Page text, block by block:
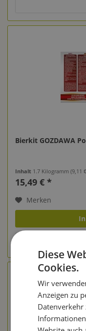
Bierkit GOZDAWA
Inhalt 1.7 Kilogramm(9,11
15,49 € *
Merken
Diese
Cookies.
Wir
Anzeigen zu
Datenverkehr